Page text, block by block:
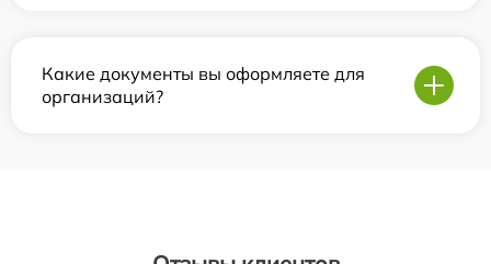
Какие документы вы оформляете для
организаций?